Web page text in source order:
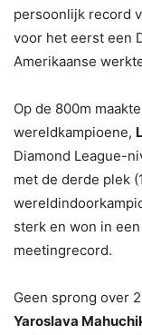
persoonlijk record
voor het eerst een
Amerikaanse
Op de 800m
wereldkampioene,
Diamond League-
met de derde plek
sterk en won in een
meetingrecord.
Geen sprong over
Yaroslava